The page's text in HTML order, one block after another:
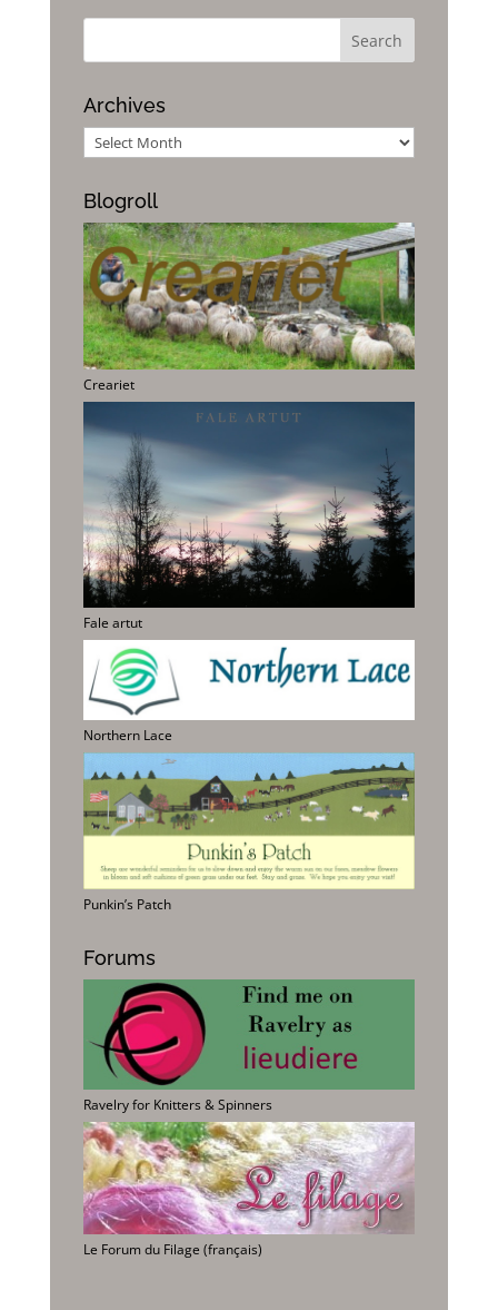
Archives
Archives
Blogroll
Creariet
Fale artut
Northern Lace
Punkin’s Patch
Forums
Ravelry for Knitters & Spinners
Le Forum du Filage (français)